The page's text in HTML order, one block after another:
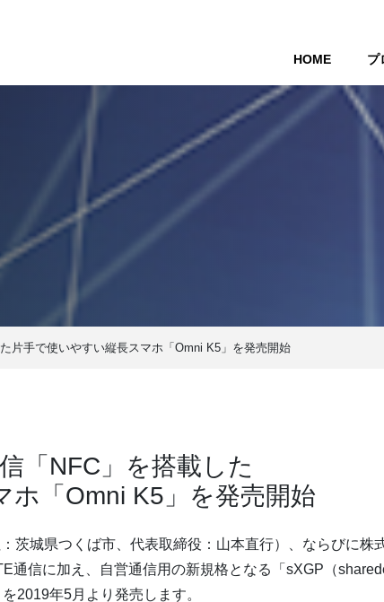
HOME (current)
プ
片手で使いやすい縦長スマホ「Omni K5」を発売開始
「NFC」を搭載した
ホ「Omni K5」を発売開始
茨城県つくば市、代表取締役：山本直行）、ならびに株
通信に加え、自営通信用の新規格となる「sXGP（
2019年5月より発売します。